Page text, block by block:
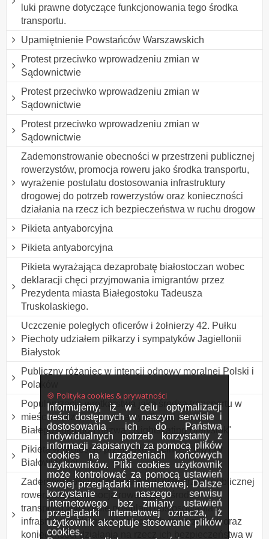
🍪 Polityka cookies & prywatności
Informujemy, iż w celu optymalizacji
treści dostępnych w naszym serwisie i
dostosowania ich do Państwa
indywidualnych potrzeb korzystamy z
informacji zapisanych za pomocą plików
cookies na urządzeniach końcowych
użytkowników. Pliki cookies użytkownik
może kontrolować za pomocą ustawień
swojej przeglądarki internetowej. Dalsze
korzystanie z naszego serwisu
internetowego bez zmiany ustawień
przeglądarki internetowej oznacza, iż
użytkownik akceptuje stosowanie plików
cookies.
luki prawne dotyczące funkcjonowania tego środka
transportu.
Upamiętnienie Powstańców Warszawskich
Protest przeciwko wprowadzeniu zmian w
Sądownictwie
Protest przeciwko wprowadzeniu zmian w
Sądownictwie
Protest przeciwko wprowadzeniu zmian w
Sądownictwie
Zademonstrowanie obecności w przestrzeni publicznej
rowerzystów, promocja roweru jako środka transportu,
wyrażenie postulatu dostosowania infrastruktury
drogowej do potrzeb rowerzystów oraz konieczności
działania na rzecz ich bezpieczeństwa w ruchu drogow
Pikieta antyaborcyjna
Pikieta antyaborcyjna
Pikieta wyrażająca dezaprobatę białostoczan wobec
deklaracji chęci przyjmowania imigrantów przez
Prezydenta miasta Białegostoku Tadeusza
Truskolaskiego.
Uczczenie poległych oficerów i żołnierzy 42. Pułku
Piechoty udziałem piłkarzy i sympatyków Jagiellonii
Białystok
Publiczny różaniec w intencji odnowy moralnej Polski i
Polaków
Popularyzacja wrotkarstwa jako środka transportu w
mieście - przemarsz rolkarzy ulicami miasta
Białegostoku pod nazwą ,,Nightskating Białystok"
Pikieta w proteście przeciwko wycince Puszczy
Białowieskiej.
Zademonstrowanie obecności w przestrzeni publicznej
rowerzystów,promocja roweru jako środka
transportu,wyrażenie postulatu dostosowania
infrastruktury drogowej do potrzeb rowerzystów oraz
konieczności działania na rzecz ich bezpieczeństwa w